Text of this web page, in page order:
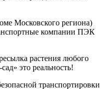
Московского региона)
компании ПЭК
растения любого
это реальность!
транспортировки